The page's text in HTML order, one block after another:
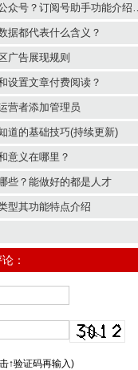
众号？订阅号助手功能介绍…
据都代表什么含义？
广告展现规则
设置文章付费阅读？
营者添加管理员
道的基础技巧(持续更新)
意义在哪里？
些？能做好的都是人才
型其功能特点介绍
：
↑验证码再输入)